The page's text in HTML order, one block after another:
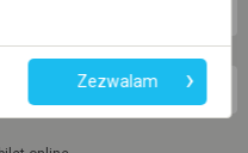
Zezwalam